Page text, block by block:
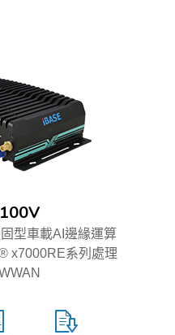
型車載AI邊緣運算
x7000RE系列處理